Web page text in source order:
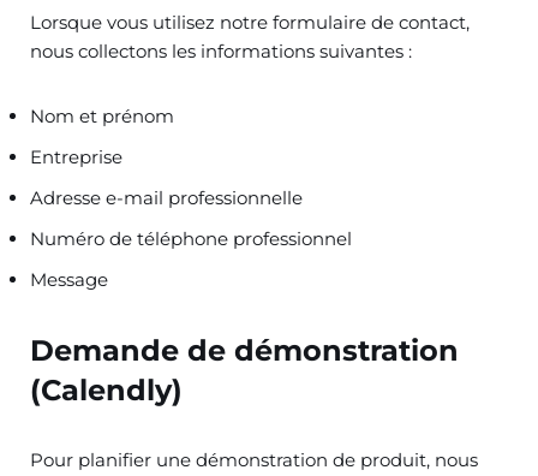
Lorsque vous utilisez notre formulaire de contact,
nous collectons les informations suivantes :
Nom et prénom
Entreprise
Adresse e-mail professionnelle
Numéro de téléphone professionnel
Message
Demande de démonstration
(Calendly)
Pour planifier une démonstration de produit, nous